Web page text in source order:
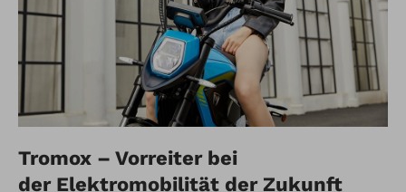
Tromox – Vorreiter bei
der Elektromobilität der Zukunft